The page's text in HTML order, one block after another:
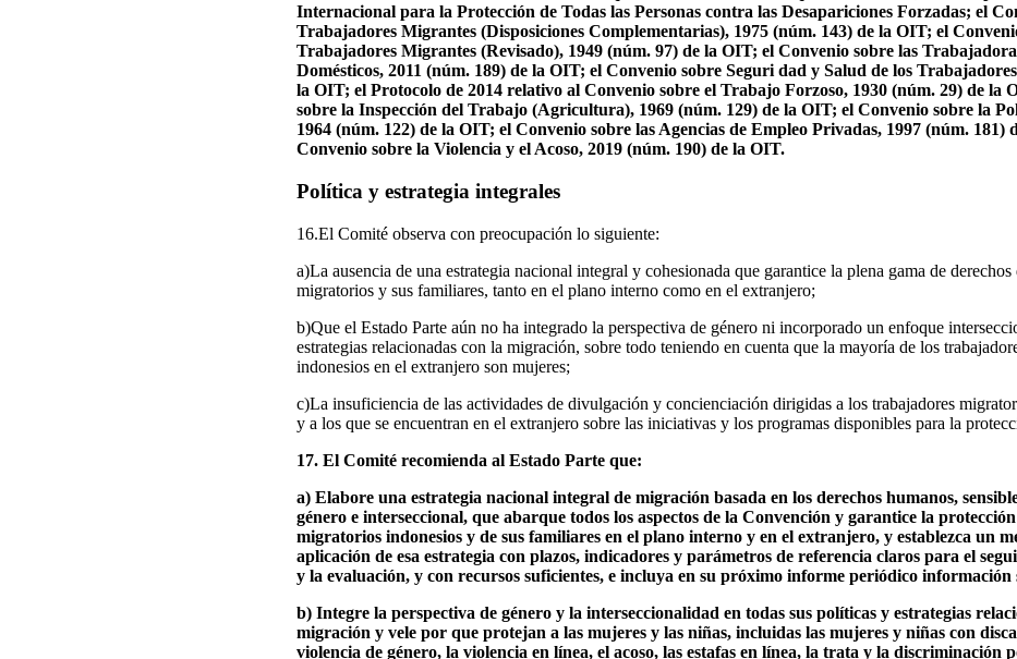
Internacional para la Protección de Todas las Personas contra las Desapariciones Forzadas; el
Trabajadores Migrantes (Disposiciones Complementarias), 1975 (núm. 143) de la OIT; el
Trabajadores Migrantes (Revisado), 1949 (núm. 97) de la OIT; el Convenio sobre las
Domésticos, 2011 (núm. 189) de la OIT; el Convenio sobre Seguri dad y Salud de los
la OIT; el Protocolo de 2014 relativo al Convenio sobre el Trabajo Forzoso, 1930 (núm. 29) de la
sobre la Inspección del Trabajo (Agricultura), 1969 (núm. 129) de la OIT; el Convenio sobre la
1964 (núm. 122) de la OIT; el Convenio sobre las Agencias de Empleo Privadas, 1997 (núm. 181)
Convenio sobre la Violencia y el Acoso, 2019 (núm. 190) de la OIT.
Política y estrategia integrales
16.El Comité observa con preocupación lo siguiente:
a)La ausencia de una estrategia nacional integral y cohesionada que garantice la plena gama de derechos
migratorios y sus familiares, tanto en el plano interno como en el extranjero;
b)Que el Estado Parte aún no ha integrado la perspectiva de género ni incorporado un enfoque
estrategias relacionadas con la migración, sobre todo teniendo en cuenta que la mayoría de los
indonesios en el extranjero son mujeres;
c)La insuficiencia de las actividades de divulgación y concienciación dirigidas a los trabajadores
y a los que se encuentran en el extranjero sobre las iniciativas y los programas disponibles para la
17. El Comité recomienda al Estado Parte que:
a) Elabore una estrategia nacional integral de migración basada en los derechos humanos,
género e interseccional, que abarque todos los aspectos de la Convención y garantice la
migratorios indonesios y de sus familiares en el plano interno y en el extranjero, y establezca un
aplicación de esa estrategia con plazos, indicadores y parámetros de referencia claros para el
y la evaluación, y con recursos suficientes, e incluya en su próximo informe periódico información
b) Integre la perspectiva de género y la interseccionalidad en todas sus políticas y estrategias
migración y vele por que protejan a las mujeres y las niñas, incluidas las mujeres y niñas con
violencia de género, la violencia en línea, el acoso, las estafas en línea, la trata y la discriminación